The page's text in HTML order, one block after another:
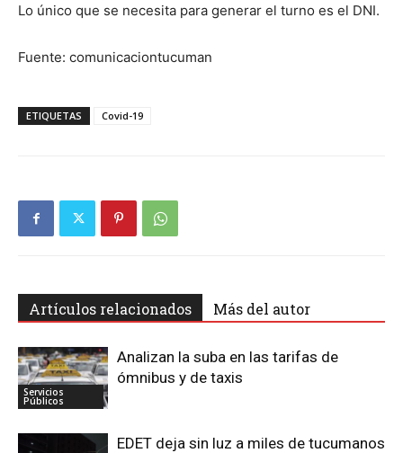
Lo único que se necesita para generar el turno es el DNI.
Fuente: comunicaciontucuman
ETIQUETAS Covid-19
Artículos relacionados Más del autor
Servicios
Públicos
Analizan la suba en las tarifas de
ómnibus y de taxis
EDET deja sin luz a miles de tucumanos